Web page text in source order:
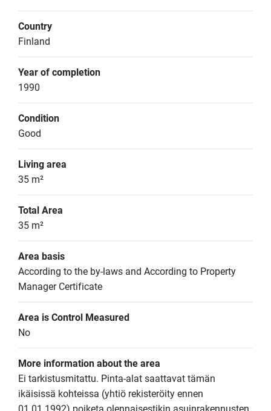
Country
Finland
Year of completion
1990
Condition
Good
Living area
35 m²
Total Area
35 m²
Area basis
According to the by-laws and According to Property
Manager Certificate
Area is Control Measured
No
More information about the area
Ei tarkistusmitattu. Pinta-alat saattavat tämän
ikäisissä kohteissa (yhtiö rekisteröity ennen